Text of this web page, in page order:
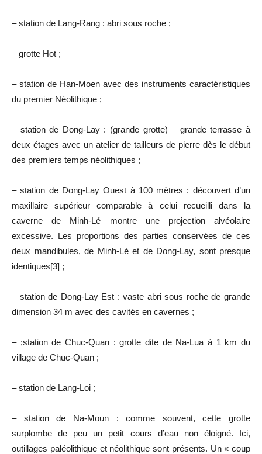
– station de Lang-Rang : abri sous roche ;
– grotte Hot ;
– station de Han-Moen avec des instruments caractéristiques
du premier Néolithique ;
– station de Dong-Lay : (grande grotte) – grande terrasse à
deux étages avec un atelier de tailleurs de pierre dès le début
des premiers temps néolithiques ;
– station de Dong-Lay Ouest à 100 mètres : découvert d’un
maxillaire supérieur comparable à celui recueilli dans la
caverne de Minh-Lé montre une projection alvéolaire
excessive. Les proportions des parties conservées de ces
deux mandibules, de Minh-Lé et de Dong-Lay, sont presque
identiques[3] ;
– station de Dong-Lay Est : vaste abri sous roche de grande
dimension 34 m avec des cavités en cavernes ;
– ;station de Chuc-Quan : grotte dite de Na-Lua à 1 km du
village de Chuc-Quan ;
– station de Lang-Loi ;
– station de Na-Moun : comme souvent, cette grotte
surplombe de peu un petit cours d’eau non éloigné. Ici,
outillages paléolithique et néolithique sont présents. Un « coup